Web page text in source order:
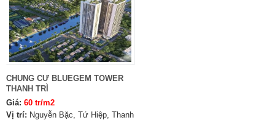
CHUNG CƯ BLUEGEM TOWER
THANH TRÌ
Giá: 60 tr/m2
Vị trí: Nguyễn Bặc, Tứ Hiệp, Thanh